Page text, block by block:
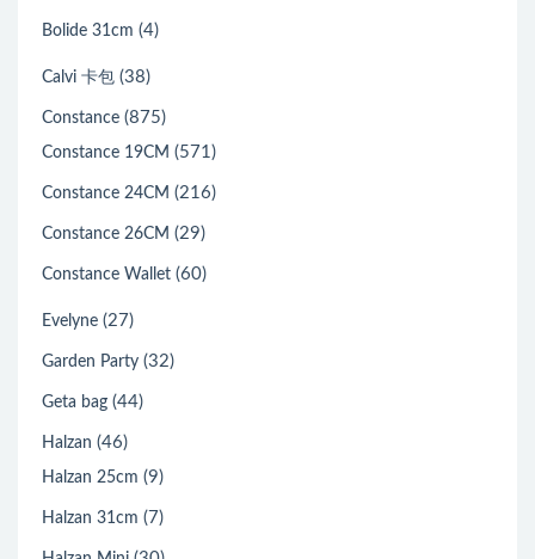
Bolide 31cm (4)
Calvi 卡包 (38)
Constance (875)
Constance 19CM (571)
Constance 24CM (216)
Constance 26CM (29)
Constance Wallet (60)
Evelyne (27)
Garden Party (32)
Geta bag (44)
Halzan (46)
Halzan 25cm (9)
Halzan 31cm (7)